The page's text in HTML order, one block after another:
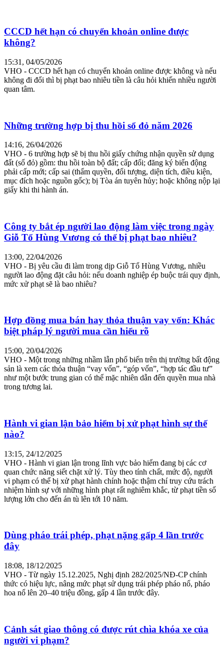
CCCD hết hạn có chuyển khoản online được
không?
15:31, 04/05/2026
VHO - CCCD hết hạn có chuyển khoản online được không và nếu
không đi đổi thì bị phạt bao nhiêu tiền là câu hỏi khiến nhiều người
quan tâm.
Những trường hợp bị thu hồi sổ đỏ năm 2026
14:16, 26/04/2026
VHO - 6 trường hợp sẽ bị thu hồi giấy chứng nhận quyền sử dụng
đất (sổ đỏ) gồm: thu hồi toàn bộ đất; cấp đổi; đăng ký biến động
phải cấp mới; cấp sai (thẩm quyền, đối tượng, diện tích, điều kiện,
mục đích hoặc nguồn gốc); bị Tòa án tuyên hủy; hoặc không nộp lại
giấy khi thi hành án.
Công ty bắt ép người lao động làm việc trong ngày
Giỗ Tổ Hùng Vương có thể bị phạt bao nhiêu?
13:00, 22/04/2026
VHO - Bị yêu cầu đi làm trong dịp Giỗ Tổ Hùng Vương, nhiều
người lao động đặt câu hỏi: nếu doanh nghiệp ép buộc trái quy định,
mức xử phạt sẽ là bao nhiêu?
Hợp đồng mua bán hay thỏa thuận vay vốn: Khác
biệt pháp lý người mua cần hiểu rõ
15:00, 20/04/2026
VHO - Một trong những nhầm lẫn phổ biến trên thị trường bất động
sản là xem các thỏa thuận “vay vốn”, “góp vốn”, “hợp tác đầu tư”
như một bước trung gian có thể mặc nhiên dẫn đến quyền mua nhà
trong tương lai.
Hành vi gian lận bảo hiểm bị xử phạt hình sự thế
nào?
13:15, 24/12/2025
VHO - Hành vi gian lận trong lĩnh vực bảo hiểm đang bị các cơ
quan chức năng siết chặt xử lý. Tùy theo tính chất, mức độ, người
vi phạm có thể bị xử phạt hành chính hoặc thậm chí truy cứu trách
nhiệm hình sự với những hình phạt rất nghiêm khắc, từ phạt tiền số
lượng lớn cho đến án tù lên tới 10 năm.
Dùng pháo trái phép, phạt nặng gấp 4 lần trước
đây
18:08, 18/12/2025
VHO - Từ ngày 15.12.2025, Nghị định 282/2025/NĐ-CP chính
thức có hiệu lực, nâng mức phạt sử dụng trái phép pháo nổ, pháo
hoa nổ lên 20–40 triệu đồng, gấp 4 lần trước đây.
Cảnh sát giao thông có được rút chìa khóa xe của
người vi phạm?